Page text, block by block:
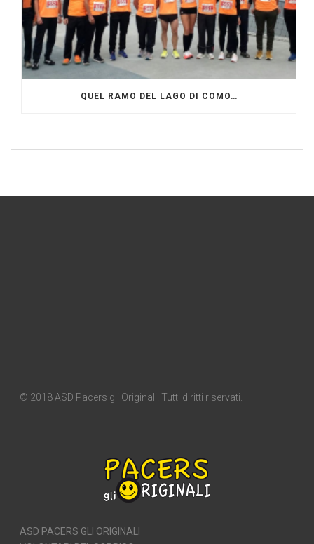
QUEL RAMO DEL LAGO DI COMO…
© 2018 ASD Pacers gli Originali. Tutti diritti riservati.
ASD PACERS GLI ORIGINALI